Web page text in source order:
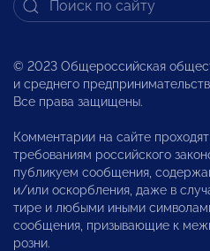
© 2023 Общероссийская
и среднего
Все права защищены.
Комментарии на сайте
требованиям российского
публикуем сообщения,
и/или оскорбления, даже в
тире и любыми иными
сообщения, призывающие к
розни.